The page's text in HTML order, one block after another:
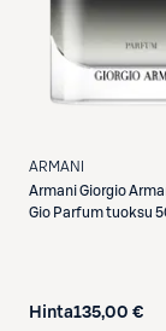
ARMANI
ArmaniGiorgio
Gio Parfum tuoksu
Hinta135,00 €